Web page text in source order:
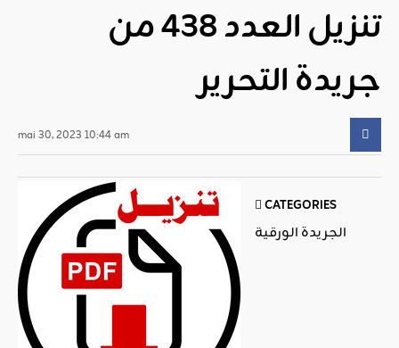
تنزيل العدد 438 من
جريدة التحرير
mai 30, 2023 10:44 am
CATEGORIES
الجريدة الورقية